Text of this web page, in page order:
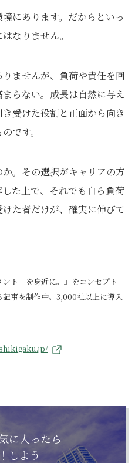
にあります。だからといっ
なりません。
ませんが、負荷や責任を回
らない。成長は自然に与え
受けた役割と正面から向き
です。
。その選択がキャリアの方
た上で、それでも自ら負荷
た者だけが、確実に伸びて
ト」を身近に。』をコンセプト
事を制作中。3,000社以上に導入
に入ったら
しよう